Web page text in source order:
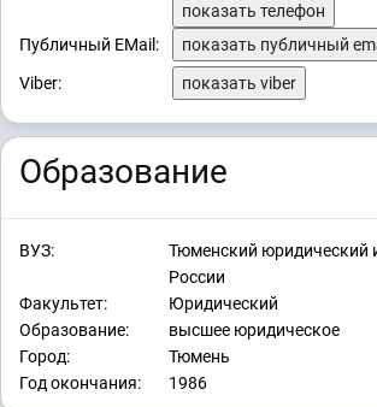
показать телефон
Публичный EMail:
показать публичный
Viber:
показать viber
Образование
ВУЗ:
Тюменский юридический
России
Факультет:
Юридический
Образование:
высшее юридическое
Город:
Тюмень
Год окончания:
1986